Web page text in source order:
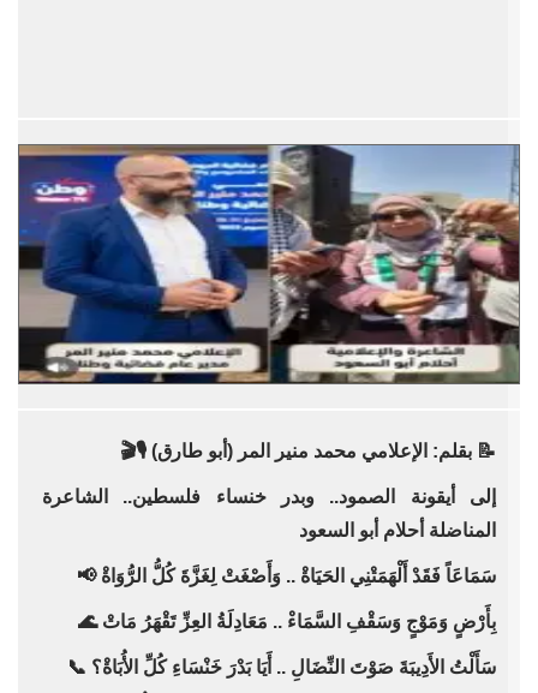
📝 بقلم: الإعلامي محمد منير المر (أبو طارق) 🎙️🎬
إلى أيقونة الصمود.. وبدر خنساء فلسطين.. الشاعرة
المناضلة أحلام أبو السعود
سَمَاعَاً فَقَدْ أَلْهَمَتْنِي الحَيَاةْ .. وَأَصْغَتْ لِغَزَّةَ كُلُّ الرُّوَاةْ 📢
بِأَرْضٍ وَمَوْجٍ وَسَقْفِ السَّمَاءْ .. مَعَادِلَةُ العِزِّ تَقْهَرُ مَاتْ 🌊
سَأَلْتُ الأَدِيبَةَ صَوْتَ النِّضَالِ .. أَيَا بَدْرَ خَنْسَاءِ كُلِّ الأُبَاةْ؟ 📞